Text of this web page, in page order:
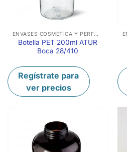
ENVASES COSMÉTICA Y PERFUMERÍA
Botella PET 200ml ATUR
Boca 28/410
Regístrate para
ver precios